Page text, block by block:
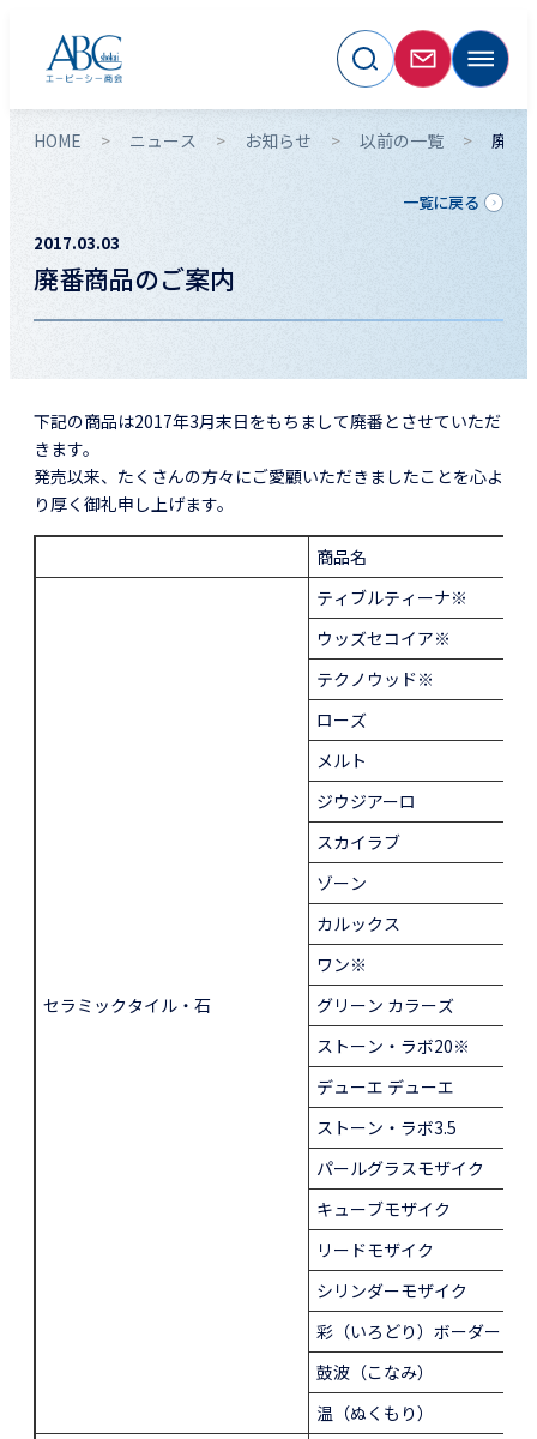
HOME ニュース お知らせ 以前の一覧 廃番
2017.03.03
廃番商品のご案内
一覧に戻る
下記の商品は2017年3月末日をもちまして廃番とさせていただ
きます。
発売以来、たくさんの方々にご愛顧いただきましたことを心よ
り厚く御礼申し上げます。
商品名
セラミックタイル・石
ティブルティーナ※
ウッズセコイア※
テクノウッド※
ローズ
メルト
ジウジアーロ
スカイラブ
ゾーン
カルックス
ワン※
グリーン カラーズ
ストーン・ラボ20※
デューエ デューエ
ストーン・ラボ3.5
パールグラスモザイク
キューブモザイク
リードモザイク
シリンダーモザイク
彩（いろどり）ボーダー
鼓波（こなみ）
温（ぬくもり）